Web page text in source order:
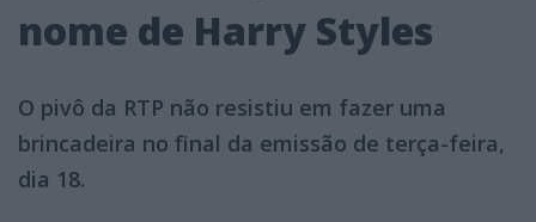
nome de Harry Styles
O pivô da RTP não resistiu em fazer uma
brincadeira no final da emissão de terça-feira,
dia 18.